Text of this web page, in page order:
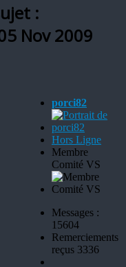
:
Nov 2009
porci82
Hors Ligne
Membre
Comité VS
Messages :
15604
Remerciements
reçus 3336